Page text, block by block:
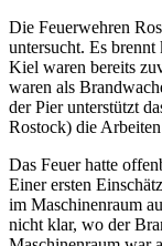
Die Feuerwehren
untersucht. Es
Kiel waren bereits
waren als
der Pier unterstützt
Rostock) die
Das Feuer hatte
Einer ersten
im Maschinenraum
nicht klar, wo der